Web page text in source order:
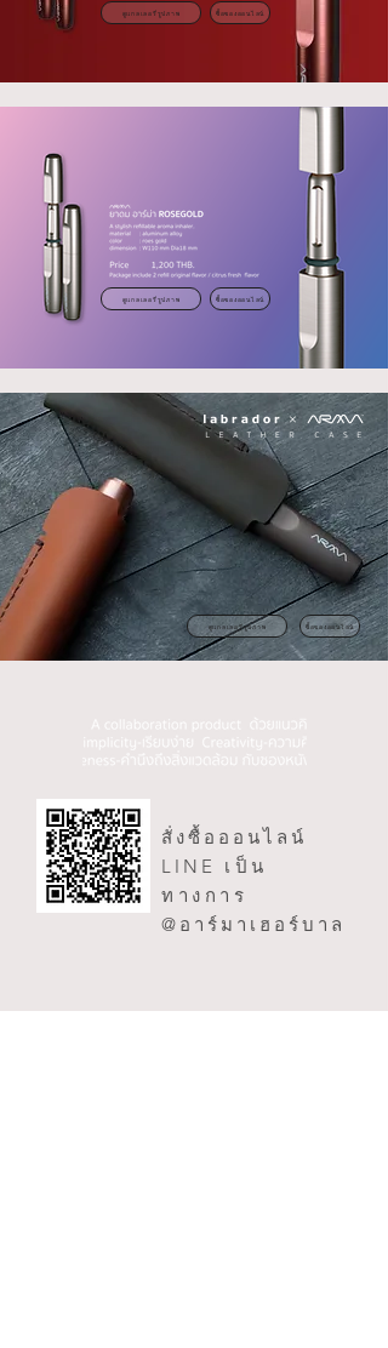
ดูแกลเลอรี่รูปภาพ ซื้อของออนไลน์
ดูแกลเลอรี่รูปภาพ ซื้อของออนไลน์
ดูแกลเลอรี่รูปภาพ ซื้อของออนไลน์
สั่งซื้อออนไลน์
LINE เป็น
ทางการ
@อาร์มาเฮอร์บาล